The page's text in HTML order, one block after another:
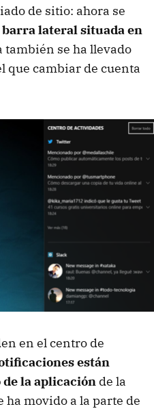
de sitio: ahora se
lateral situada en
también se ha llevado
que cambiar de cuenta
en el centro de
están
de la aplicación de la
ha movido a la parte de